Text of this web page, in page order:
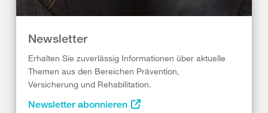
Newsletter
Erhalten Sie zuverlässig Informationen über aktuelle
Themen aus den Bereichen Prävention,
Versicherung und Rehabilitation.
Newsletter abonnieren